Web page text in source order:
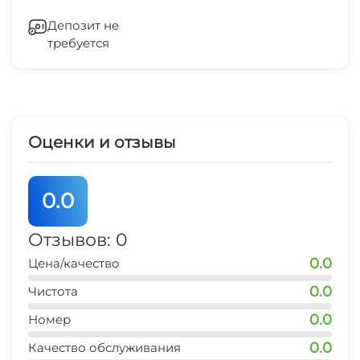
магазин продуктовый
Беседка
Депозит не
требуется
Оценки и отзывы
0.0
Отзывов: 0
Цена/качество 0.0
Чистота 0.0
Номер 0.0
Качество обслуживания 0.0